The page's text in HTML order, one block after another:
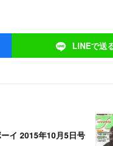
LINEで送
イ 2015年10月5日号